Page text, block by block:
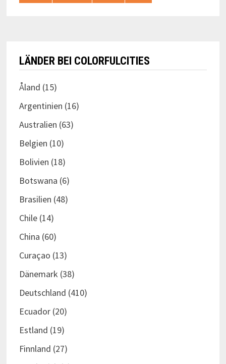
LÄNDER BEI COLORFULCITIES
Åland (15)
Argentinien (16)
Australien (63)
Belgien (10)
Bolivien (18)
Botswana (6)
Brasilien (48)
Chile(14)
China (60)
Curaçao (13)
Dänemark (38)
Deutschland (410)
Ecuador(20)
Estland (19)
Finnland (27)